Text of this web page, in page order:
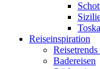
Reiseinspiration
Badereisen